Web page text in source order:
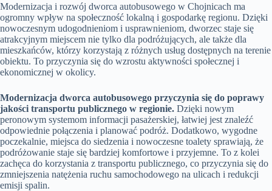
Modernizacja i rozwój dworca autobusowego w Chojnicach ma
ogromny wpływ na społeczność lokalną i gospodarkę regionu. Dzięki
nowoczesnym udogodnieniom i usprawnieniom, dworzec staje się
atrakcyjnym miejscem nie tylko dla podróżujących, ale także dla
mieszkańców, którzy korzystają z różnych usług dostępnych na terenie
obiektu. To przyczynia się do wzrostu aktywności społecznej i
ekonomicznej w okolicy.
Modernizacja dworca autobusowego przyczynia się do poprawy
jakości transportu publicznego w regionie. Dzięki nowym
peronowym systemom informacji pasażerskiej, łatwiej jest znaleźć
odpowiednie połączenia i planować podróż. Dodatkowo, wygodne
poczekalnie, miejsca do siedzenia i nowoczesne toalety sprawiają, że
podróżowanie staje się bardziej komfortowe i przyjemne. To z kolei
zachęca do korzystania z transportu publicznego, co przyczynia się do
zmniejszenia natężenia ruchu samochodowego na ulicach i redukcji
emisji spalin.